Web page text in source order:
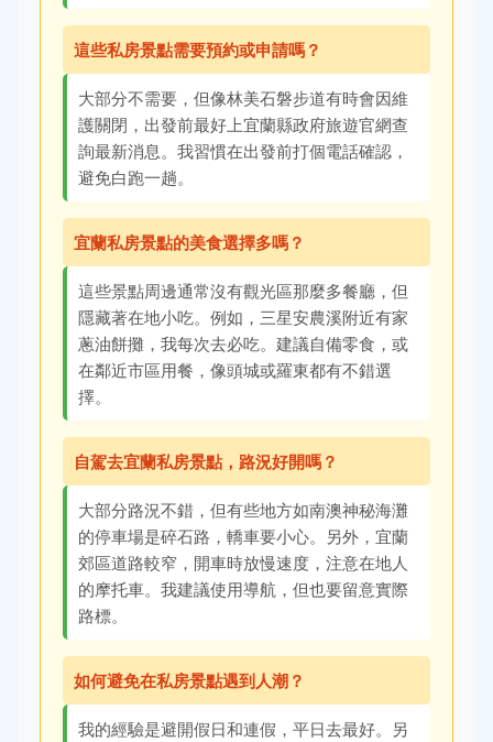
這些私房景點需要預約或申請嗎？
大部分不需要，但像林美石磐步道有時會因維
護關閉，出發前最好上宜蘭縣政府旅遊官網查
詢最新消息。我習慣在出發前打個電話確認，
避免白跑一趟。
宜蘭私房景點的美食選擇多嗎？
這些景點周邊通常沒有觀光區那麼多餐廳，但
隱藏著在地小吃。例如，三星安農溪附近有家
蔥油餅攤，我每次去必吃。建議自備零食，或
在鄰近市區用餐，像頭城或羅東都有不錯選
擇。
自駕去宜蘭私房景點，路況好開嗎？
大部分路況不錯，但有些地方如南澳神秘海灘
的停車場是碎石路，轎車要小心。另外，宜蘭
郊區道路較窄，開車時放慢速度，注意在地人
的摩托車。我建議使用導航，但也要留意實際
路標。
如何避免在私房景點遇到人潮？
我的經驗是避開假日和連假，平日去最好。另